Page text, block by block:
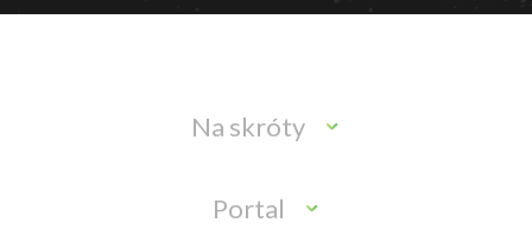
Na skróty
Portal